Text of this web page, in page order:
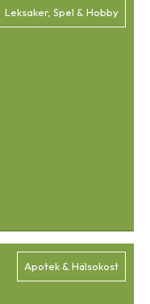
Leksaker, Spel & Hobby
Apotek & Hälsokost